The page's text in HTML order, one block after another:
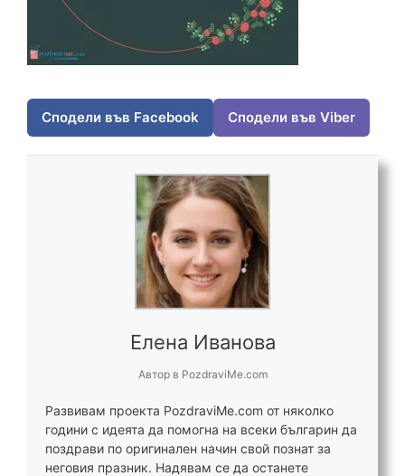
Сподели във Facebook Сподели във Viber
Елена Иванова
Автор в PozdraviMe.com
Развивам проекта PozdraviMe.com от няколко
години с идеята да помогна на всеки българин да
поздрави по оригинален начин свой познат за
неговия празник. Надявам се да останете